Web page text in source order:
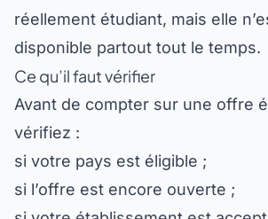
réellement étudiant, mais elle
disponible partout tout le temps.
Ce qu’il faut vérifier
Avant de compter sur une offre
vérifiez :
si votre pays est éligible ;
si l’offre est encore ouverte ;
si votre établissement est